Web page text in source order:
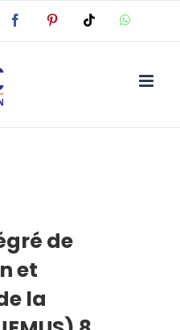
FacebookPinterest Tiktok
de
et
la